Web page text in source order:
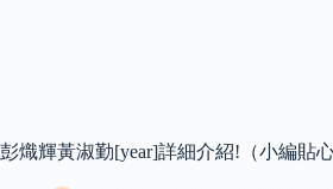
彭熾輝黃淑勤[year]詳細介紹!（小編貼心